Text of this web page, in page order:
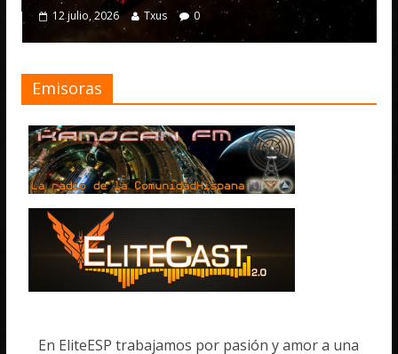
0 4 julio, 2026
Emisoras
En EliteESP trabajamos por pasión y amor a una